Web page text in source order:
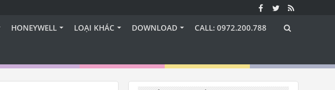
HONEYWELL LOẠI KHÁC DOWNLOAD CALL: 0972.200.788